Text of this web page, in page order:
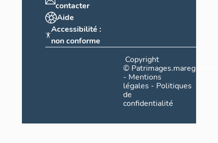
contacter
Aide
Accessibilité :
non conforme
Copyright
©
- Mentions
légales - Politiques
de
confidentialité